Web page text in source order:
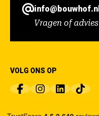
info@bouwhof.nl
Vragen of advies
VOLG ONS OP